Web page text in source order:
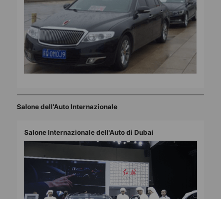
Salone dell'Auto Internazionale
Salone Internazionale dell'Auto di Dubai